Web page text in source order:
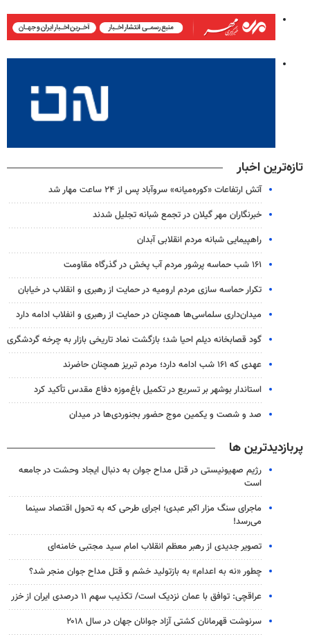
تازه‌ترین اخبار
آتش ارتفاعات «کوره‌میانه» سروآباد پس از ۲۴ ساعت مهار شد
خبرنگاران مهر گیلان در تجمع شبانه تجلیل شدند
راهپیمایی شبانه مردم انقلابی آبدان
۱۶۱ شب حماسه پرشور مردم آب پخش در گذرگاه مقاومت
تکرار حماسه سازی مردم ارومیه در حمایت از رهبری و انقلاب در خیابان
میدان‌داری سلماسی‌ها همچنان در حمایت از رهبری‌ و انفلاب ادامه دارد
گود قصابخانه دیلم احیا شد؛ بازگشت نماد تاریخی بازار به چرخه گردشگری
عهدی که ۱۶۱ شب ادامه دارد؛ مردم تبریز همچنان حاضرند
استاندار بوشهر بر تسریع در تکمیل باغ‌موزه دفاع مقدس تأکید کرد
صد و شصت و یکمین موج حضور بجنوردی‌ها در میدان
پربازدیدترین ها
رژیم صهیونیستی در قتل مداح جوان به دنبال ایجاد وحشت در جامعه
است
ماجرای سنگ مزار اکبر عبدی؛ اجرای طرحی که به تحول اقتصاد سینما
می‌رسد!
تصویر جدیدی از رهبر معظم انقلاب امام سید مجتبی خامنه‌ای
چطور «نه به اعدام» به بازتولید خشم و قتل مداح جوان منجر شد؟
عراقچی: توافق با عمان نزدیک است/ تکذیب سهم ۱۱ درصدی ایران از خزر
سرنوشت قهرمانان کشتی آزاد جوانان جهان در سال ۲۰۱۸